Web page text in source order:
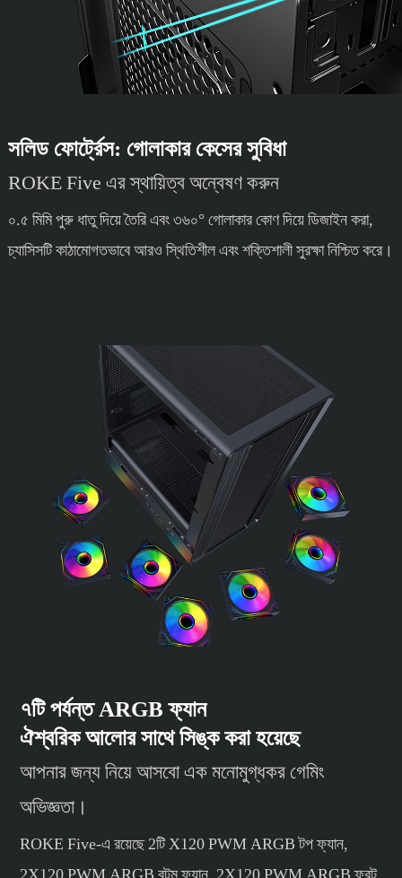
সলিড ফোর্ট্রেস: গোলাকার কেসের সুবিধা
ROKE Five এর স্থায়িত্ব অন্বেষণ করুন
০.৫ মিমি পুরু ধাতু দিয়ে তৈরি এবং ৩৬০° গোলাকার কোণ দিয়ে ডিজাইন করা,
চ্যাসিসটি কাঠামোগতভাবে আরও স্থিতিশীল এবং শক্তিশালী সুরক্ষা নিশ্চিত করে।
৭টি পর্যন্ত ARGB ফ্যান
ঐশ্বরিক আলোর সাথে সিঙ্ক করা হয়েছে
আপনার জন্য নিয়ে আসবো এক মনোমুগ্ধকর গেমিং
অভিজ্ঞতা।
ROKE Five-এ রয়েছে 2টি X120 PWM ARGB টপ ফ্যান,
2X120 PWM ARGB বটম ফ্যান, 2X120 PWM ARGB ফ্রন্ট